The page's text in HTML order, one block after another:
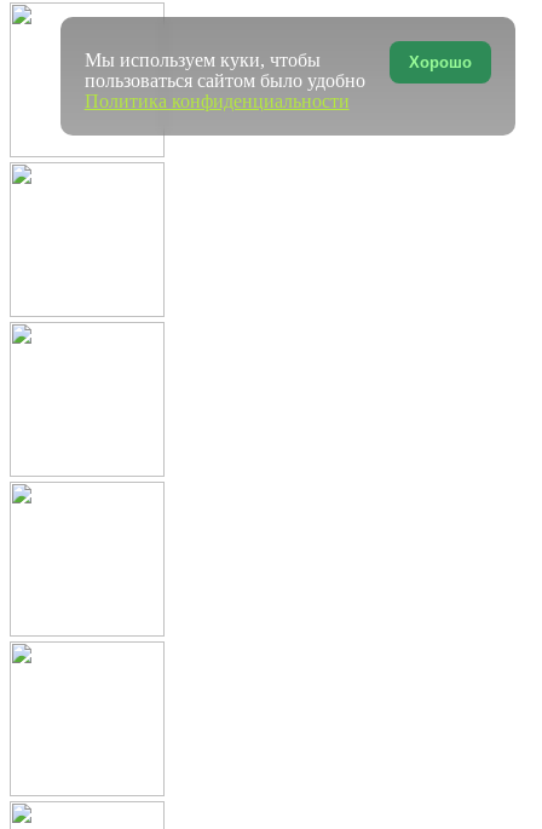
Хорошо
Мы используем куки, чтобы
пользоваться сайтом было удобно
Политика конфиденциальности